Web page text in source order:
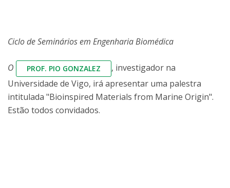
Ciclo de Seminários em Engenharia Biomédica
O PROF. PIO GONZALEZ
, investigador na
Universidade de Vigo, irá apresentar uma palestra
intitulada "Bioinspired Materials from Marine Origin".
Estão todos convidados.